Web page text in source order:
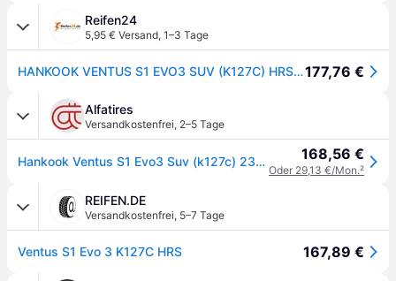
Reifen24
5,95 € Versand, 1–3 Tage
HANKOOK VENTUS S1 EVO3 SUV (K127C) HRS 235/45R19 95V HRS BSW177,76 €
Alfatires
Versandkostenfrei, 2–5 Tage
Hankook Ventus S1 Evo3 Suv (k127c) 235/45 R19 95V Sommerreifen 168,56 €
Oder 29,13 €/Mon.²
REIFEN.DE
Versandkostenfrei, 5–7 Tage
Ventus S1 Evo 3 K127C HRS 167,89 €